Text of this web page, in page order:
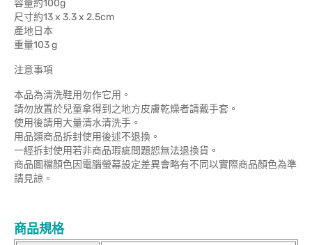
容量約100g
尺寸約13 x 3.3 x 2.5cm
產地日本
重量103 g
注意事項
本品為清洗鞋用勿作它用。
請勿放置於兒童拿得到之地方皮膚乾燥者請戴手套。
使用後請用大量清水清洗手。
用品類商品拆封使用後述不退換。
一經拆封使用若非商品瑕疵問題恕無法退換貨。
商品圖檔顏色因電腦螢幕設定差異會略有不同以實際商品顏色為準
請見諒。
商品規格